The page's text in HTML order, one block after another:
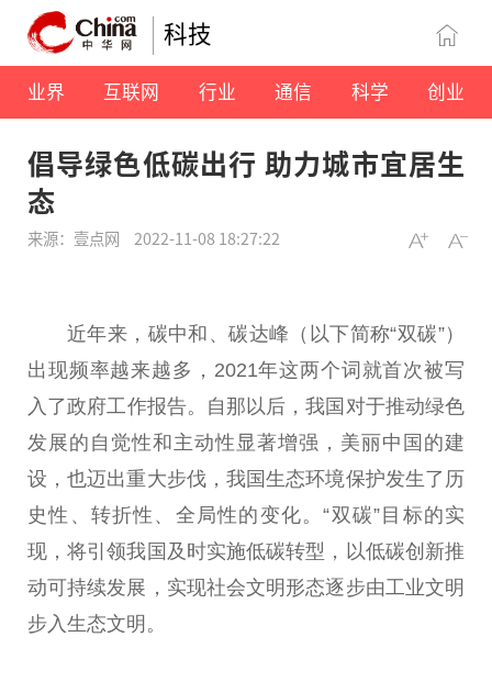
科技
业界 互联网 行业 通信 科学 创业
倡导绿色低碳出行 助力城市宜居生
态
来源：壹点网 2022-11-08 18:27:22
近年来，碳中和、碳达峰（以下简称“双碳”）
出现频率越来越多，2021年这两个词就首次被写
入了政府工作报告。自那以后，我国对于推动绿色
发展的自觉性和主动性 显著增强，美丽中国 的建
设，也迈出重大步伐，我国生态环境保护发生了历
史性 、转折性 、全局性的变化。“双碳”目标的实
现，将引领我国及时实施低碳转型，以低碳创新推
动可持续发展，实现社会文明形态逐步由工业文明
步入生态文明。